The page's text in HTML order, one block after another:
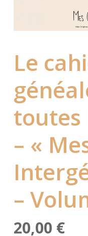
Le
toutes
– «
–
20,00 €